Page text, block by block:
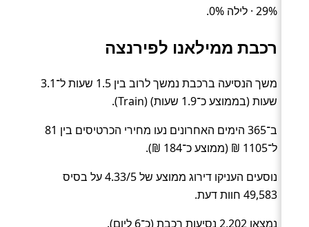
29% · לילה 0%.
רכבת ממילאנו לפירנצה
משך הנסיעה ברכבת נמשך לרוב בין 1.5 שעות ל־3.1
שעות (בממוצע כ־1.9 שעות) (Train).
ב־365 הימים האחרונים נעו מחירי הכרטיסים בין 81
ל־1105 ₪ (ממוצע כ־184 ₪).
נוסעים העניקו דירוג ממוצע של 4.33/5 על בסיס
49,583 חוות דעת.
נמצאו 2,202 נסיעות רכבת (כ־6 ליום).